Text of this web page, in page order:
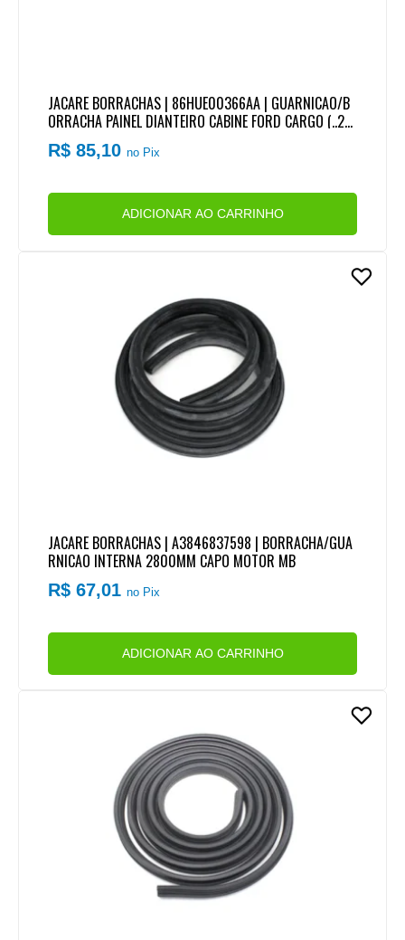
JACARE BORRACHAS | 86HUE00366AA | GUARNICAO/B
ORRACHA PAINEL DIANTEIRO CABINE FORD CARGO (..20
11)
R$ 85,10no Pix
ADICIONAR AO CARRINHO
JACARE BORRACHAS | A3846837598 | BORRACHA/GUA
RNICAO INTERNA 2800MM CAPO MOTOR MB
R$ 67,01no Pix
ADICIONAR AO CARRINHO